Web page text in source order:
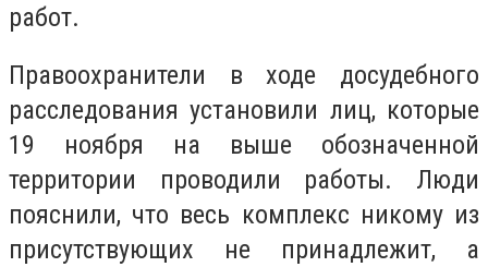
работ.
Правоохранители в ходе досудебного
расследования установили лиц, которые
19 ноября на выше обозначенной
территории проводили работы. Люди
пояснили, что весь комплекс никому из
присутствующих не принадлежит, а